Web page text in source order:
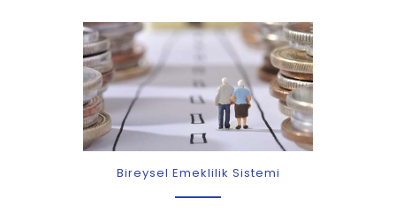
Bireysel Emeklilik Sistemi